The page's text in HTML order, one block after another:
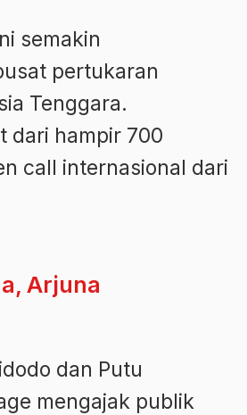
semakin
pertukaran
Tenggara.
dari hampir 700
call internasional dari
Arjuna
dan Putu
mengajak publik